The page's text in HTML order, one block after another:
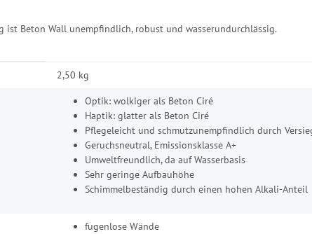
ist Beton Wall unempfindlich, robust und wasserundurchlässig.
2,50 kg
Optik: wolkiger als Beton Ciré
Haptik: glatter als Beton Ciré
Pflegeleicht und schmutzunempfindlich durch
Geruchsneutral, Emissionsklasse A+
Umweltfreundlich, da auf Wasserbasis
Sehr geringe Aufbauhöhe
Schimmelbeständig durch einen hohen Alkali-Anteil
fugenlose Wände